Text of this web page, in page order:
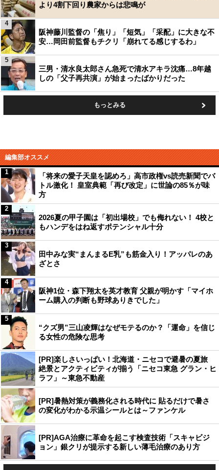
より4割下回り農家からは悲鳴が
阪神藤川監督の「焦り」「短気」「采配」に大きな不
安…岡田前監督もチクリ「崩れてる感じするわ」
4
三男・清水良太郎さん急死で清水アキラ沈痛…8年越
しの「父子再共演」が始まったばかりだった
5
もっとみる
編集部オススメ
「将来の愛子天皇を認めろ」高市政権vs読売新聞でバ
トル激化！ 皇室典範「再び改定」に世論の85％が味
方
1
2026夏の甲子園は「初出場校」でも侮れない！ 4校と
もハンデをはね返すポテンシャル十分
2
田中みな実“まんまるE乳”も筋金入り！アッパレのあ
ざとさ
3
阪神1位・森下翔太を英才教育 父親が明かす「マイホ
ーム購入の判断も野球ありきでした」
4
“クズ男”三山凌輝はなぜモテるのか？「運命」を信じ
る女性の危険な思考
5
[PR]楽しさいっぱい！北海道・ニセコで避暑の夏旅
絶景とアクティビティが揃う「ニセコ東急 グラン・ヒ
ラフ」～東急不動産
[PR]暑熱対策が義務化される時代に 貼るだけで暑さ
の変化がわかる示温シールとは～ファンケル
[PR]AGA治療に革命を起こす検査技術「スキャビジ
ョン」銀クリが提示する新しい薄毛治療のあり方